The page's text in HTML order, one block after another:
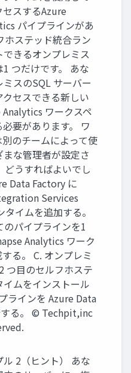
スするAzure
パイプラインがあ
ホステッド統合ラン
きるオンプレミス
つだけです。 あな
スのSQL サーバー
セスできる新しい
ワークスペ
要があります。 ワ
のチームによって使
な管理者が設定さ
どうすればよいでし
Data Factory に
Services
イムを追加する。
のパイプラインを1
Analytics ワーク
る。 C. オンプレミ
つ目のセルフホステ
イムをインストール
ラインを Azure Data
る。 © Techpit,inc
2（ヒント） あな